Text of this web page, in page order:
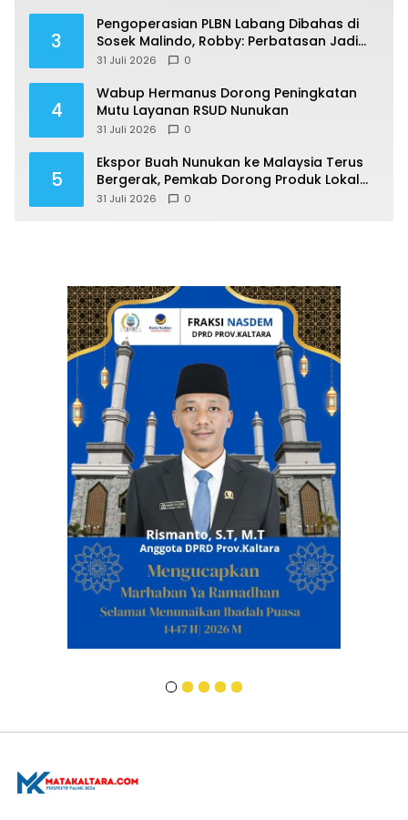
3
Pengoperasian PLBN Labang Dibahas di
Sosek Malindo, Robby: Perbatasan Jadi
Motor Ekonomi
31 Juli 2026 0
4
Wabup Hermanus Dorong Peningkatan
Mutu Layanan RSUD Nunukan
31 Juli 2026 0
5
Ekspor Buah Nunukan ke Malaysia Terus
Bergerak, Pemkab Dorong Produk Lokal
Naik Kelas
31 Juli 2026 0